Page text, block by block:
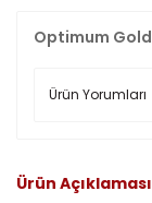
Optimum
Ürün Yorumları
Ürün Açıklaması